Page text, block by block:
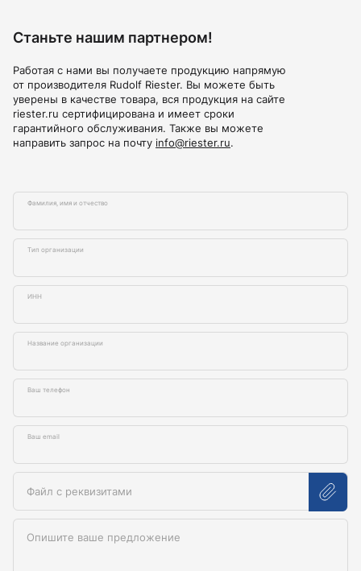
Станьте нашим партнером!
Работая с нами вы получаете продукцию напрямую
от производителя Rudolf Riester. Вы можете быть
уверены в качестве товара, вся продукция на сайте
riester.ru сертифицирована и имеет сроки
гарантийного обслуживания. Также вы можете
направить запрос на почту info@riester.ru.
Фамилия, имя и отчество
Тип организации
ИНН
Название организации
Ваш телефон
Ваш email
Файл с реквизитами